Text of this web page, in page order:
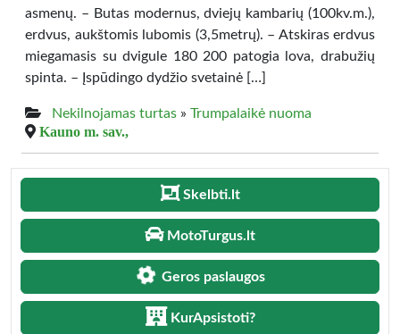
asmenų. – Butas modernus, dviejų kambarių (100kv.m.),
erdvus, aukštomis lubomis (3,5metrų). – Atskiras erdvus
miegamasis su dvigule 180 200 patogia lova, drabužių
spinta. – Įspūdingo dydžio svetainė […]
Nekilnojamas turtas » Trumpalaikė nuoma
Kauno m. sav.,
Skelbti.lt
MotoTurgus.lt
Geros paslaugos
KurApsistoti?